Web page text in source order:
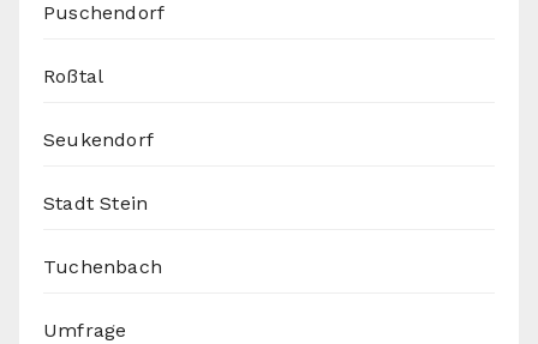
Puschendorf
Roßtal
Seukendorf
Stadt Stein
Tuchenbach
Umfrage